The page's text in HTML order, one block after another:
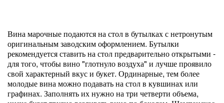
Вина марочные подаются на стол в бутылках с нетронутым
оригинальным заводским оформлением. Бутылки
рекомендуется ставить на стол предварительно открытыми -
для того, чтобы вино "глотнуло воздуха" и лучше проявило
свой характерный вкус и букет. Ординарные, тем более
молодые вина можно подавать на стол в кувшинах или
графинах. Заполнять их нужно на три четверти объема,